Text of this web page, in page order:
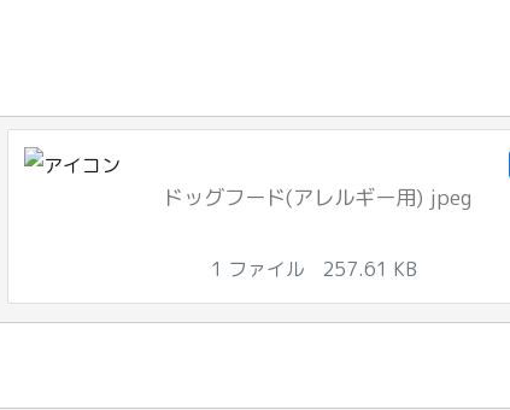
ドッグフード(アレルギー用) jpeg
1 ファイル 257.61 KB